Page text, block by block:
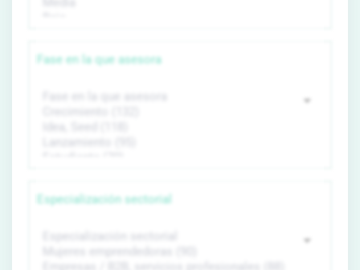
Fase en la que asesora
Especialización sectorial